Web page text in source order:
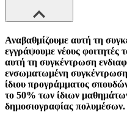
Αναβαθμίζουμε αυτή τη
εγγράψουμε νέους φοιτητές
αυτή τη συγκέντρωση
ενσωματωμένη συγκέντρωση
ίδιου προγράμματος
το 50% των ίδιων
δημοσιογραφίας πολυμέσων.